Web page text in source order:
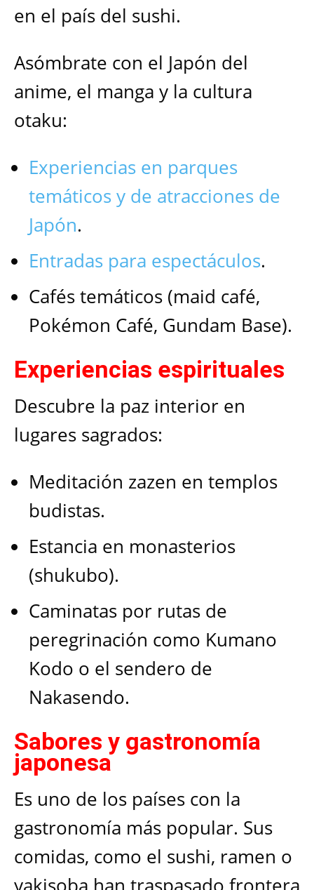
en el país del sushi.
Asómbrate con el Japón del
anime, el manga y la cultura
otaku:
Experiencias en parques
temáticos y de atracciones de
Japón.
Entradas para espectáculos.
Cafés temáticos (maid café,
Pokémon Café, Gundam Base).
Experiencias espirituales
Descubre la paz interior en
lugares sagrados:
Meditación zazen en templos
budistas.
Estancia en monasterios
(shukubo).
Caminatas por rutas de
peregrinación como Kumano
Kodo o el sendero de
Nakasendo.
Sabores y gastronomía
japonesa
Es uno de los países con la
gastronomía más popular. Sus
comidas, como el sushi, ramen o